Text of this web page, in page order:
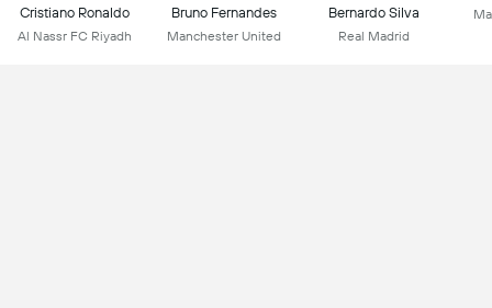
Cristiano Ronaldo
Al Nassr FC Riyadh
Bruno Fernandes
Manchester United
Bernardo Silva
Real Madrid